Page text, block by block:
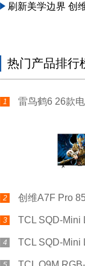
刷新美学边界 创
热门产品排行
1 雷鸟鹤6 26款
2
3
4